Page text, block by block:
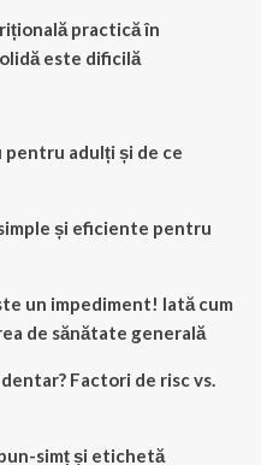
practică în
este dificilă
pentru adulți și de ce
și eficiente pentru
un impediment! Iată cum
de sănătate generală
Factori de risc vs.
simț și etichetă